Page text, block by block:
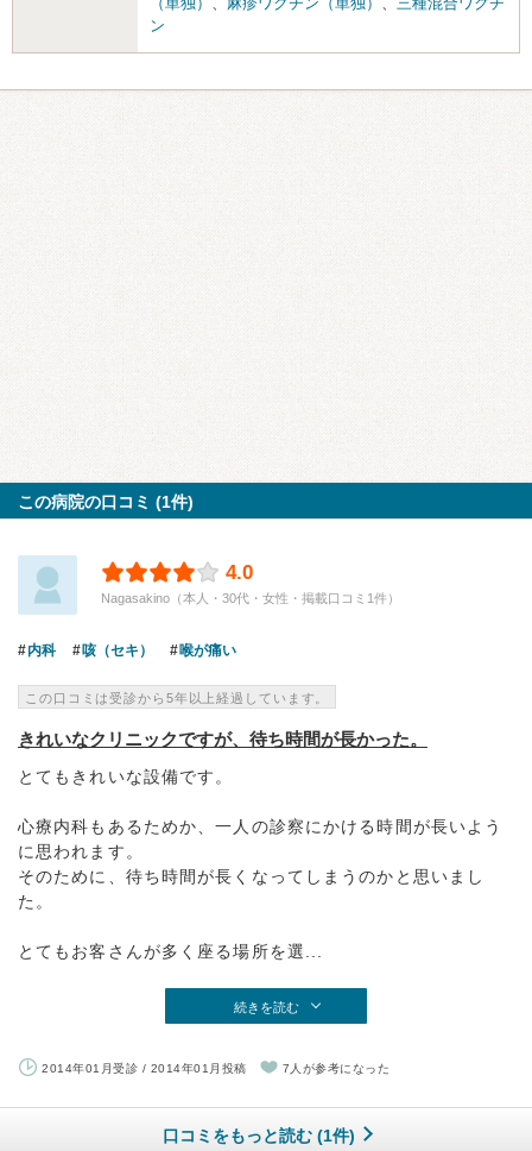
ン
この病院の口コミ (1件)
4.0
Nagasakino（本人・30代・女性・掲載口コミ1件）
内科 咳（セキ） 喉が痛い
この口コミは受診から5年以上経過しています。
きれいなクリニックですが、待ち時間が長かった。
とてもきれいな設備です。
心療内科もあるためか、一人の診察にかける時間が長いよう
に思われます。
そのために、待ち時間が長くなってしまうのかと思いまし
た。
とてもお客さんが多く座る場所を選...
続きを読む
2014年01月受診 / 2014年01月投稿 7人が参考になった
口コミをもっと読む (1件)